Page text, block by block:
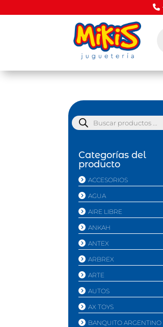
Búsqueda
de
productos
Categorías del
producto
ACCESORIOS
AGUA
AIRE LIBRE
ANKAH
ANTEX
ARBREX
ARTE
AUTOS
AX TOYS
BANQUITO ARGENTINO